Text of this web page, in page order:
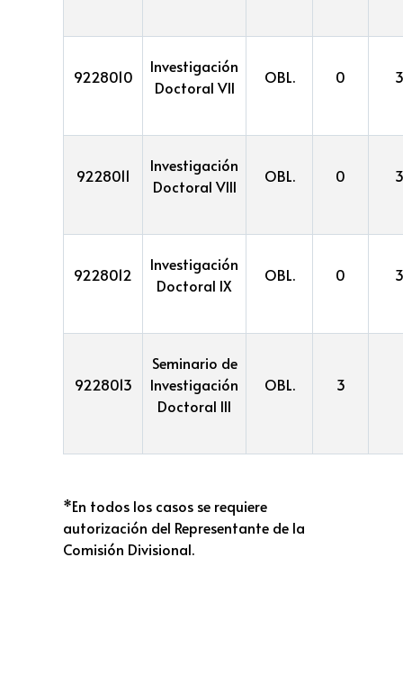
9228010
Investigación
Doctoral VII
OBL. 0
9228011
Investigación
Doctoral VIII
OBL. 0
9228012
Investigación
Doctoral IX
OBL. 0
9228013
Seminario de
Investigación
Doctoral III
OBL. 3
*En todos los casos se requiere
autorización del Representante de la
Comisión Divisional.